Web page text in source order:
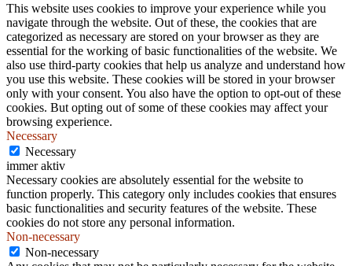
This website uses cookies to improve your experience while you
navigate through the website. Out of these, the cookies that are
categorized as necessary are stored on your browser as they are
essential for the working of basic functionalities of the website. We
also use third-party cookies that help us analyze and understand how
you use this website. These cookies will be stored in your browser
only with your consent. You also have the option to opt-out of these
cookies. But opting out of some of these cookies may affect your
browsing experience.
Necessary
Necessary
immer aktiv
Necessary cookies are absolutely essential for the website to
function properly. This category only includes cookies that ensures
basic functionalities and security features of the website. These
cookies do not store any personal information.
Non-necessary
Non-necessary